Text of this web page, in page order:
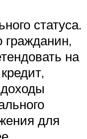
статуса.
гражданин,
на
для